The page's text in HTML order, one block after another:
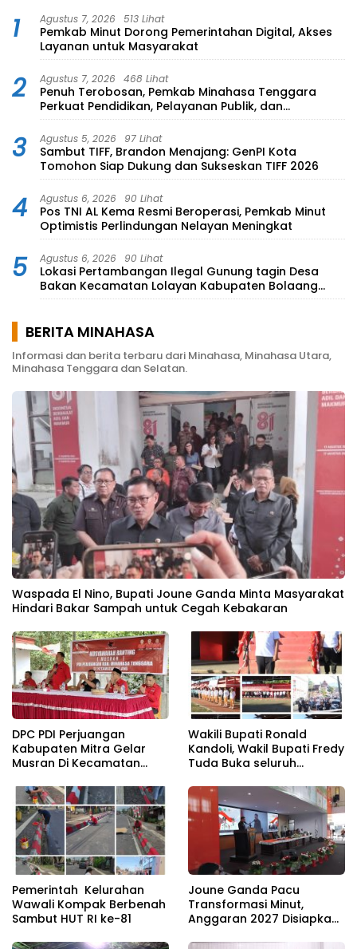
1 Agustus 7, 2026 513 Lihat
Pemkab Minut Dorong Pemerintahan Digital, Akses
Layanan untuk Masyarakat
2 Agustus 7, 2026 468 Lihat
Penuh Terobosan, Pemkab Minahasa Tenggara
Perkuat Pendidikan, Pelayanan Publik, dan
Kesehatan
3 Agustus 5, 2026 97 Lihat
Sambut TIFF, Brandon Menajang: ​GenPI Kota
Tomohon Siap Dukung dan Sukseskan TIFF 2026
4 Agustus 6, 2026 90 Lihat
Pos TNI AL Kema Resmi Beroperasi, Pemkab Minut
Optimistis Perlindungan Nelayan Meningkat
5 Agustus 6, 2026 90 Lihat
Lokasi Pertambangan Ilegal Gunung tagin Desa
Bakan Kecamatan Lolayan Kabupaten Bolaang
Mongondow di perkebunan Lolotut Target
BERITA MINAHASA
Informasi dan berita terbaru dari Minahasa, Minahasa Utara,
Minahasa Tenggara dan Selatan.
Waspada El Nino, Bupati Joune Ganda Minta Masyarakat
Hindari Bakar Sampah untuk Cegah Kebakaran
DPC PDI Perjuangan
Kabupaten Mitra Gelar
Musran Di Kecamatan
Wakili Bupati Ronald
Kandoli, Wakil Bupati Fredy
Tuda Buka seluruh
Meriahkan HUT RI ke 81
Pemerintah Kelurahan
Wawali Kompak Berbenah
Sambut HUT RI ke-81
Joune Ganda Pacu
Transformasi Minut,
Anggaran 2027 Disiapkan